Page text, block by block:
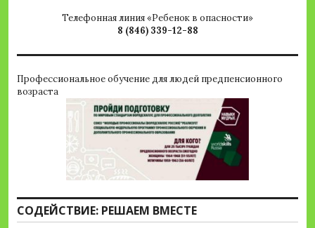
Телефонная линия «Ребенок в опасности»
8 (846) 339-12-88
Профессиональное обучение для людей предпенсионного
возраста
СОДЕЙСТВИЕ: РЕШАЕМ ВМЕСТЕ